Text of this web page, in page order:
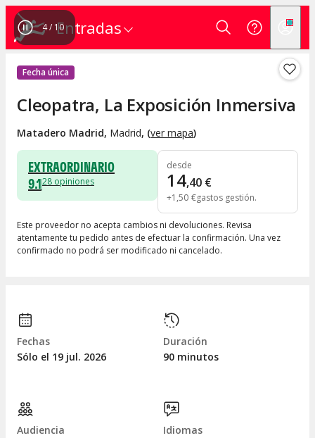
Entradas
4/ 10
Fecha única
Cleopatra, La Exposición Inmersiva
Matadero Madrid, Madrid, (ver mapa)
EXTRAORDINARIO
9.128 opiniones
desde
14,40 €
+1 ,50 €gastos gestión
Este proveedor no acepta cambios ni devoluciones. Revisa
atentamente tu pedido antes de efectuar la confirmación. Una vez
confirmado no podrá ser modificado ni cancelado.
Fechas
Sólo el 19 jul. 2026
Duración
90 minutos
Audiencia
Idiomas